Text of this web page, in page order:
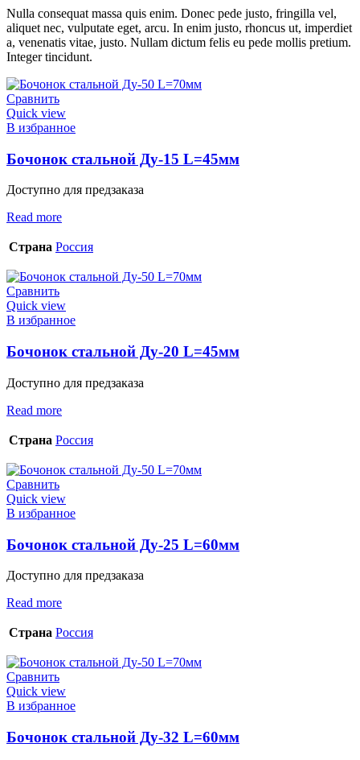
Nulla consequat massa quis enim. Donec pede justo, fringilla vel,
aliquet nec, vulputate eget, arcu. In enim justo, rhoncus ut, imperdiet
a, venenatis vitae, justo. Nullam dictum felis eu pede mollis pretium.
Integer tincidunt.
Сравнить
Quick view
В избранное
Бочонок стальной Ду-15 L=45мм
Доступно для предзаказа
Read more
Страна Россия
Сравнить
Quick view
В избранное
Бочонок стальной Ду-20 L=45мм
Доступно для предзаказа
Read more
Страна Россия
Сравнить
Quick view
В избранное
Бочонок стальной Ду-25 L=60мм
Доступно для предзаказа
Read more
Страна Россия
Сравнить
Quick view
В избранное
Бочонок стальной Ду-32 L=60мм